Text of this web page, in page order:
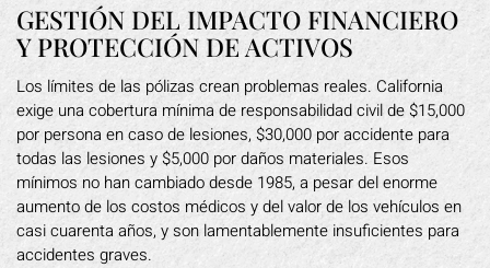
GESTIÓN DEL IMPACTO FINANCIERO
Y PROTECCIÓN DE ACTIVOS
Los límites de las pólizas crean problemas reales. California
exige una cobertura mínima de responsabilidad civil de $15,000
por persona en caso de lesiones, $30,000 por accidente para
todas las lesiones y $5,000 por daños materiales. Esos
mínimos no han cambiado desde 1985, a pesar del enorme
aumento de los costos médicos y del valor de los vehículos en
casi cuarenta años, y son lamentablemente insuficientes para
accidentes graves.